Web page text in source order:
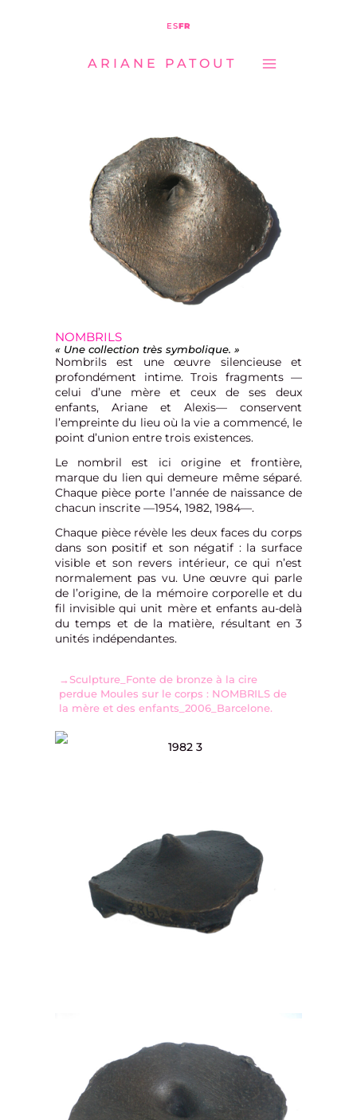
ESFR
ARIANE PATOUT
NOMBRILS
« Une collection très symbolique. »
Nombrils est une œuvre silencieuse et
profondément intime. Trois fragments —
celui d’une mère et ceux de ses deux
enfants, Ariane et Alexis— conservent
l’empreinte du lieu où la vie a commencé, le
point d’union entre trois existences.
Le nombril est ici origine et frontière,
marque du lien qui demeure même séparé.
Chaque pièce porte l’année de naissance de
chacun inscrite —1954, 1982, 1984—.
Chaque pièce révèle les deux faces du corps
dans son positif et son négatif : la surface
visible et son revers intérieur, ce qui n’est
normalement pas vu. Une œuvre qui parle
de l’origine, de la mémoire corporelle et du
fil invisible qui unit mère et enfants au-delà
du temps et de la matière, résultant en 3
unités indépendantes.
→Sculpture_Fonte de bronze à la cire
perdue Moules sur le corps : NOMBRILS de
la mère et des enfants_2006_Barcelone.